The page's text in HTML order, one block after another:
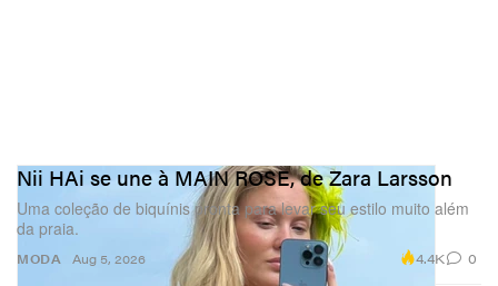
MODA
Nii HAi se une à MAIN ROSE, de Zara Larsson
Uma coleção de biquínis pronta para levar seu estilo muito além
da praia.
Aug 5, 2026 4.4K 0